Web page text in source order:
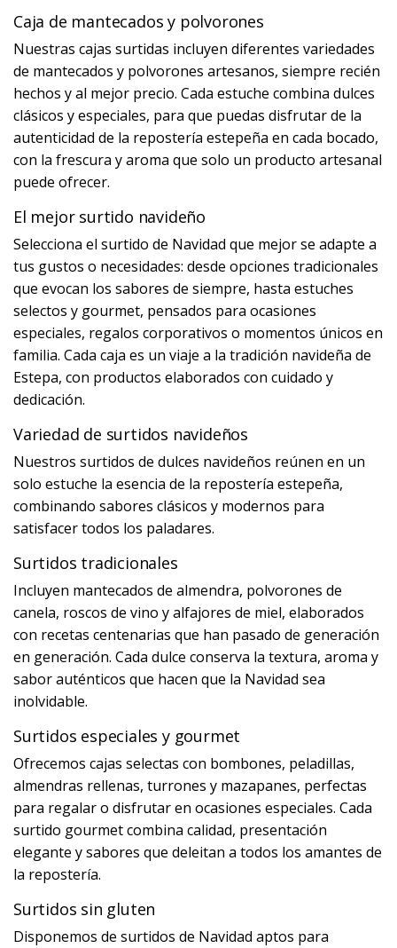
Caja de mantecados y polvorones
Nuestras cajas surtidas incluyen diferentes variedades
de mantecados y polvorones artesanos, siempre recién
hechos y al mejor precio. Cada estuche combina dulces
clásicos y especiales, para que puedas disfrutar de la
autenticidad de la repostería estepeña en cada bocado,
con la frescura y aroma que solo un producto artesanal
puede ofrecer.
El mejor surtido navideño
Selecciona el surtido de Navidad que mejor se adapte a
tus gustos o necesidades: desde opciones tradicionales
que evocan los sabores de siempre, hasta estuches
selectos y gourmet, pensados para ocasiones
especiales, regalos corporativos o momentos únicos en
familia. Cada caja es un viaje a la tradición navideña de
Estepa, con productos elaborados con cuidado y
dedicación.
Variedad de surtidos navideños
Nuestros surtidos de dulces navideños reúnen en un
solo estuche la esencia de la repostería estepeña,
combinando sabores clásicos y modernos para
satisfacer todos los paladares.
Surtidos tradicionales
Incluyen mantecados de almendra, polvorones de
canela, roscos de vino y alfajores de miel, elaborados
con recetas centenarias que han pasado de generación
en generación. Cada dulce conserva la textura, aroma y
sabor auténticos que hacen que la Navidad sea
inolvidable.
Surtidos especiales y gourmet
Ofrecemos cajas selectas con bombones, peladillas,
almendras rellenas, turrones y mazapanes, perfectas
para regalar o disfrutar en ocasiones especiales. Cada
surtido gourmet combina calidad, presentación
elegante y sabores que deleitan a todos los amantes de
la repostería.
Surtidos sin gluten
Disponemos de surtidos de Navidad aptos para